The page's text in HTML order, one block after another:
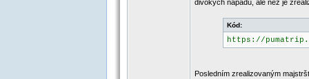
divokých nápadů, ale než je
Kód:
https://
Posledním zrealizovaným